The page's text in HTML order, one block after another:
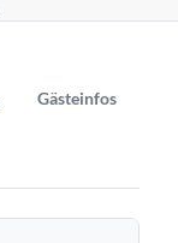
Gästeinfos